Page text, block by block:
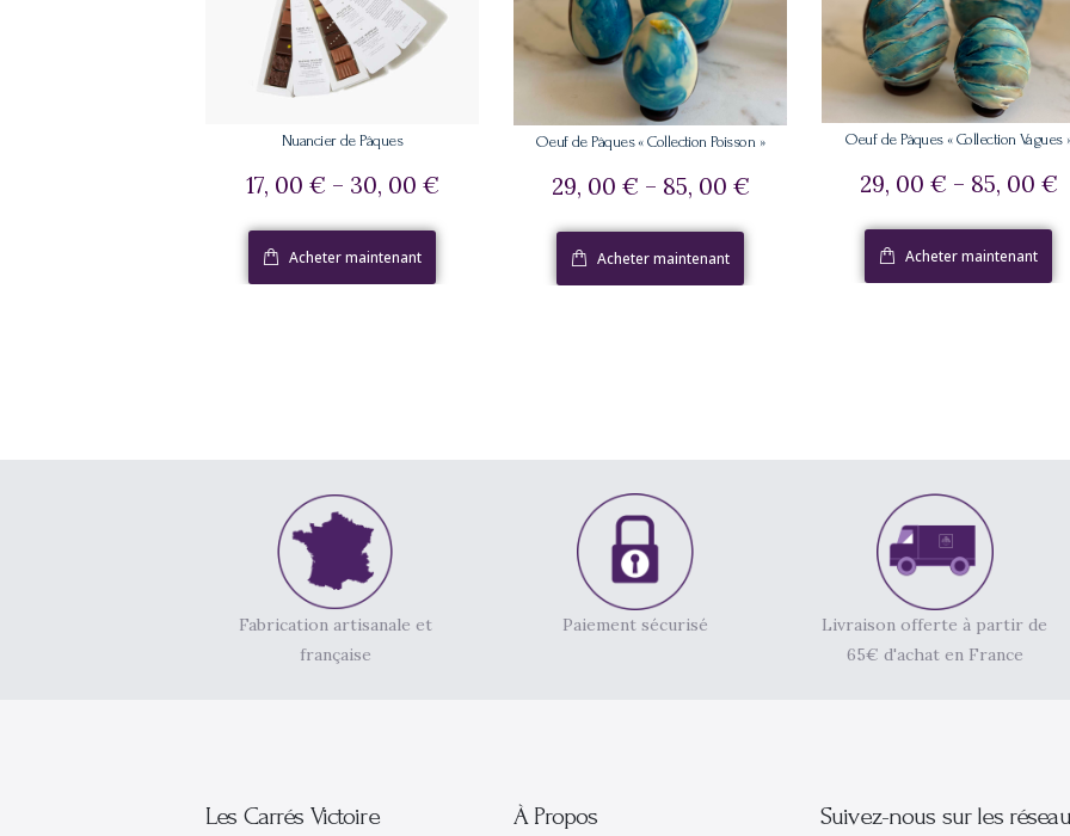
Nuancier de Pâques
17, 00 € – 30, 00 €
Acheter maintenant
Oeuf de Pâques « Collection Poisson »
29, 00 € – 85, 00 €
Acheter maintenant
Oeuf de Pâques « Collection Vagues
29, 00 € – 85, 00 €
Acheter maintenant
Fabrication artisanale et
française
Paiement sécurisé
Livraison offerte à partir de
65€ d'achat en France
Les Carrés Victoire À Propos
Suivez-nous sur les